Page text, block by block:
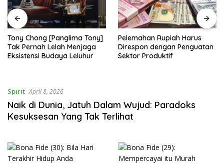
Tony Chong [Panglima Tony]
Tak Pernah Lelah Menjaga
Eksistensi Budaya Leluhur
Pelemahan Rupiah Harus
Direspon dengan Penguatan
Sektor Produktif
Spirit April 8, 2026
Naik di Dunia, Jatuh Dalam Wujud: Paradoks
Kesuksesan Yang Tak Terlihat